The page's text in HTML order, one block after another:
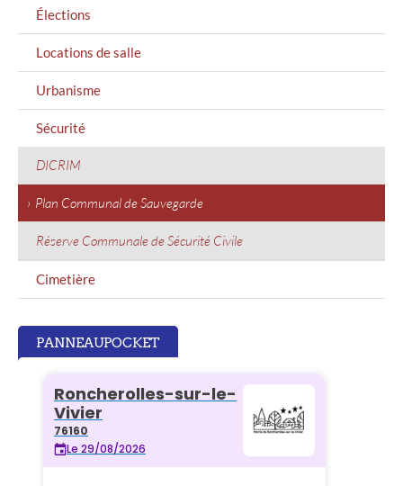
Élections
Locations de salle
Urbanisme
Sécurité
DICRIM
Plan Communal de Sauvegarde
Réserve Communale de Sécurité Civile
Cimetière
PANNEAUPOCKET